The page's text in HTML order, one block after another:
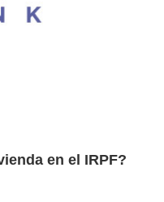
en el IRPF?